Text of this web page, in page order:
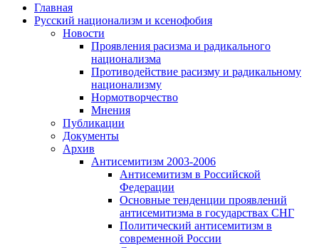
Главная
Русский национализм и ксенофобия
Новости
Проявления расизма и радикального
национализма
Противодействие расизму и радикальному
национализму
Нормотворчество
Мнения
Публикации
Документы
Архив
Антисемитизм 2003-2006
Антисемитизм в Российской
Федерации
Основные тенденции проявлений
антисемитизма в государствах СНГ
Политический антисемитизм в
современной России